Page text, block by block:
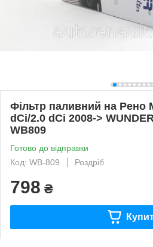
Фільтр паливний на Рено
dCi/2.0 dCi 2008->
WB809
Готово до відправки
Код: WB-809
Роздріб
798 ₴